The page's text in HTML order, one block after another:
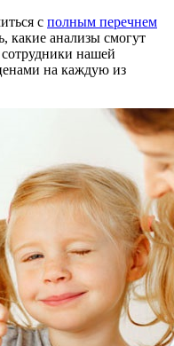
с полным перечнем
какие анализы смогут
нашей
на каждую из